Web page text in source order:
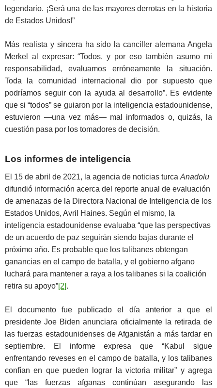
legendario. ¡Será una de las mayores derrotas en la historia
de Estados Unidos!”
Más realista y sincera ha sido la canciller alemana Angela
Merkel al expresar: “Todos, y por eso también asumo mi
responsabilidad, evaluamos erróneamente la situación.
Toda la comunidad internacional dio por supuesto que
podríamos seguir con la ayuda al desarrollo”. Es evidente
que si “todos” se guiaron por la inteligencia estadounidense,
estuvieron —una vez más— mal informados o, quizás, la
cuestión pasa por los tomadores de decisión.
Los informes de inteligencia
El 15 de abril de 2021, la agencia de noticias turca Anadolu
difundió información acerca del reporte anual de evaluación
de amenazas de la Directora Nacional de Inteligencia de los
Estados Unidos, Avril Haines. Según el mismo, la
inteligencia estadounidense evaluaba “que las perspectivas
de un acuerdo de paz seguirán siendo bajas durante el
próximo año. Es probable que los talibanes obtengan
ganancias en el campo de batalla, y el gobierno afgano
luchará para mantener a raya a los talibanes si la coalición
retira su apoyo”[2].
El documento fue publicado el día anterior a que el
presidente Joe Biden anunciara oficialmente la retirada de
las fuerzas estadounidenses de Afganistán a más tardar en
septiembre. El informe expresa que “Kabul sigue
enfrentando reveses en el campo de batalla, y los talibanes
confían en que pueden lograr la victoria militar” y agrega
que “las fuerzas afganas continúan asegurando las